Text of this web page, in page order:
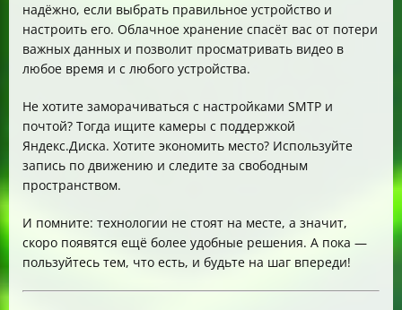
надёжно, если выбрать правильное устройство и
настроить его. Облачное хранение спасёт вас от потери
важных данных и позволит просматривать видео в
любое время и с любого устройства.
Не хотите заморачиваться с настройками SMTP и
почтой? Тогда ищите камеры с поддержкой
Яндекс.Диска. Хотите экономить место? Используйте
запись по движению и следите за свободным
пространством.
И помните: технологии не стоят на месте, а значит,
скоро появятся ещё более удобные решения. А пока —
пользуйтесь тем, что есть, и будьте на шаг впереди!